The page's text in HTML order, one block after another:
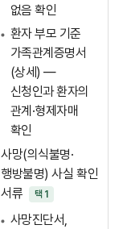
없음 확인
환자 부모 기준
가족관계증명서
(상세) —
신청인과 환자의
관계·형제자매
확인
사망(의식불명·
행방불명) 사실 확인
서류
택 1
사망진단서,